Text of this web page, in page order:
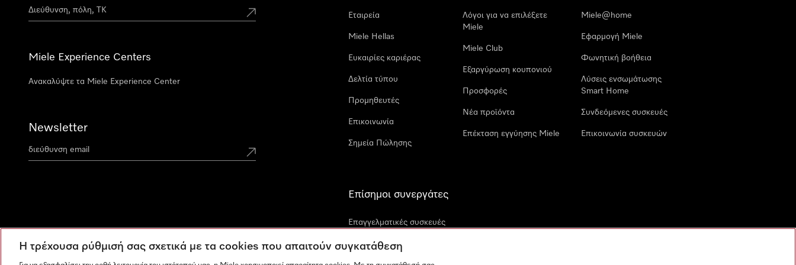
Miele Experience Centers
Ανακαλύψτε τα Miele Experience Center
Newsletter
Εταιρεία
Miele Hellas
Ευκαιρίες καριέρας
Δελτία τύπου
Προμηθευτές
Επικοινωνία
Σημεία Πώλησης
Λόγοι για να επιλέξετε
Miele
Miele Club
Εξαργύρωση κουπονιού
Προσφορές
Νέα προϊόντα
Επέκταση εγγύησης Miele
Miele@home
Εφαρμογή Miele
Φωνητική βοήθεια
Λύσεις ενσωμάτωσης
Smart Home
Συνδεόμενες συσκευές
Επικοινωνία συσκευών
Επίσημοι συνεργάτες
Επαγγελματικές συσκευές
Η τρέχουσα ρύθμισή σας σχετικά με τα cookies που απαιτούν συγκατάθεση